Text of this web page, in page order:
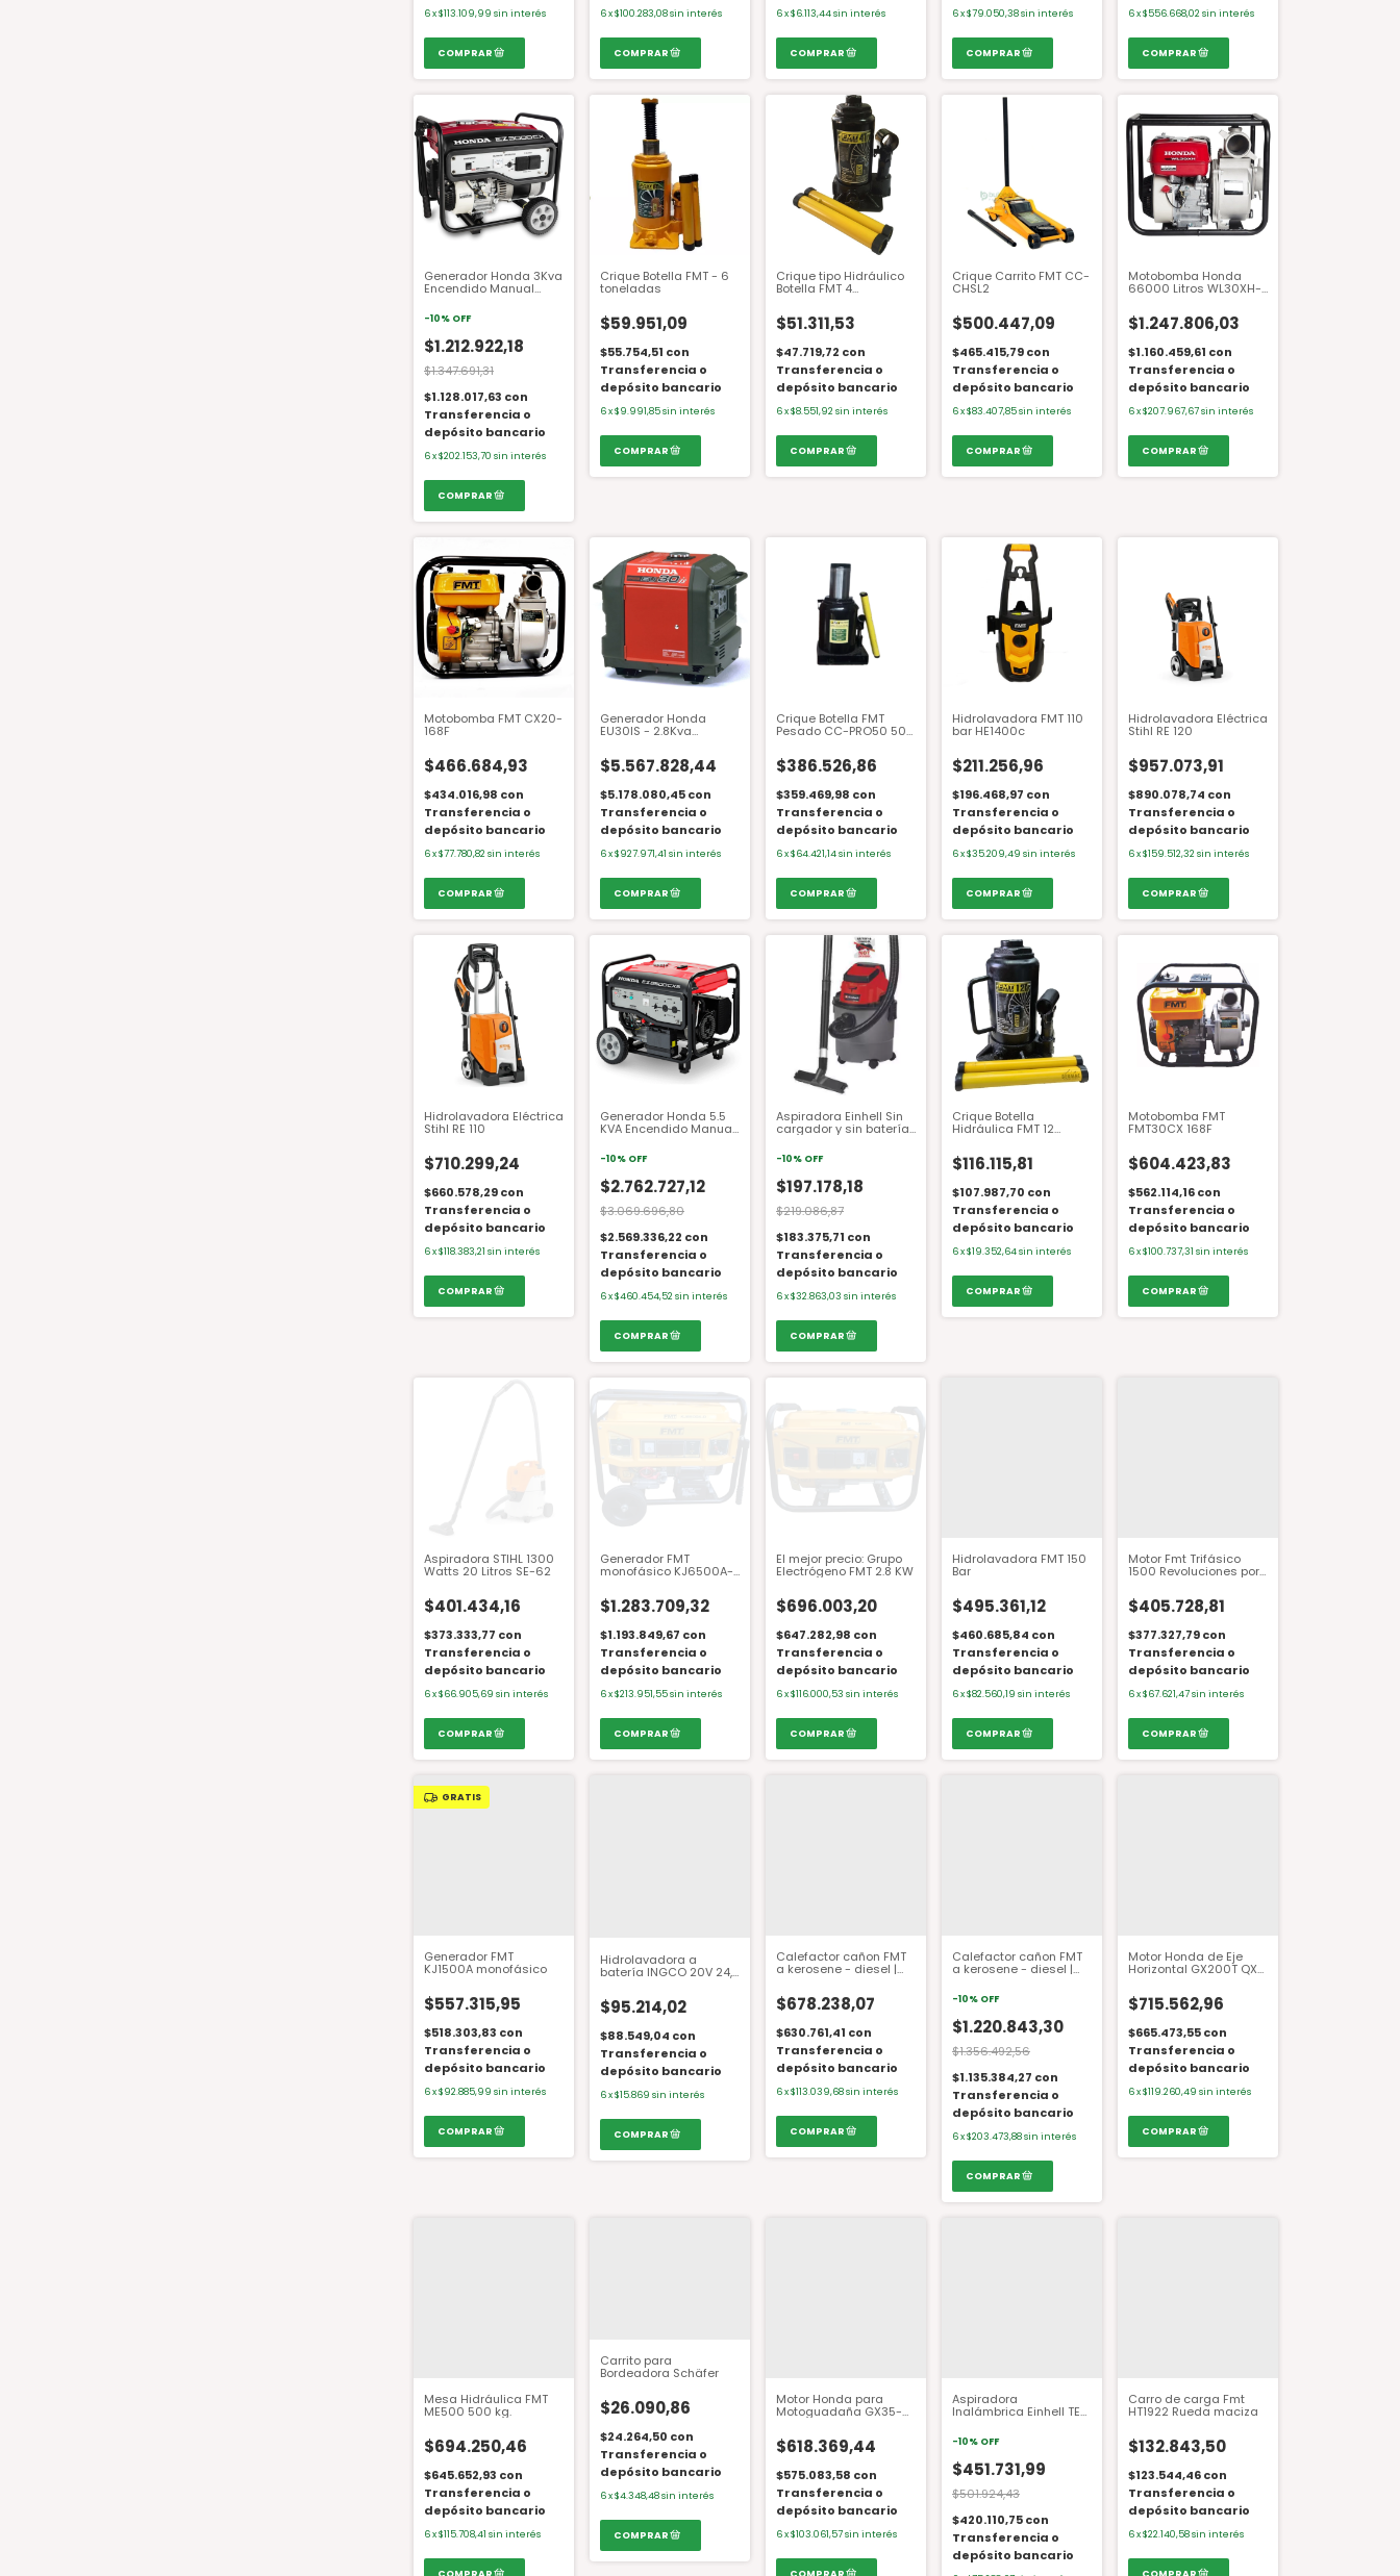
6x$113.109,99 sin interés 6x$100.283,08sin interés 6x$6.113,44sin interés 6x$79.050,38sin interés 6x$556.668,02 sin interés
Generador Honda 3Kva
Encendido Manual
-10% OFF
$1.212.922,18
$1.347.691,31
$1.128.017,63 con
Transferencia o
depósito bancario
6x$202.153,70 sin interés
Crique Botella FMT - 6
toneladas
$59.951,09
$55.754,51 con
Transferencia o
depósito bancario
6x$9.991,85sin interés
Crique tipo Hidráulico
Botella FMT 4
$51.311,53
$47.719,72 con
Transferencia o
depósito bancario
6x$8.551,92 sin interés
Crique Carrito FMT CC-
CHSL2
$500.447,09
$465.415,79con
Transferencia o
depósito bancario
6x$83.407,85sin interés
Motobomba Honda
66000 Litros WL30XH-
$1.247.806,03
$1.160.459,61 con
Transferencia o
depósito bancario
6x$207.967,67sin interés
Motobomba FMT CX20-
168F
$466.684,93
$434.016,98 con
Transferencia o
depósito bancario
6x$77.780,82 sin interés
Generador Honda
EU30IS - 2.8Kva
$5.567.828,44
$5.178.080,45con
Transferencia o
depósito bancario
6x$927.971,41 sin interés
Crique Botella FMT
Pesado CC-PRO50 50
$386.526,86
$359.469,98 con
Transferencia o
depósito bancario
6x$64.421,14sin interés
Hidrolavadora FMT 110
bar HE1400c
$211.256,96
$196.468,97 con
Transferencia o
depósito bancario
6x$35.209,49 sin interés
Hidrolavadora Eléctrica
Stihl RE 120
$957.073,91
$890.078,74 con
Transferencia o
depósito bancario
6x$159.512,32 sin interés
Hidrolavadora Eléctrica
Stihl RE 110
$710.299,24
$660.578,29con
Transferencia o
depósito bancario
6x$118.383,21 sin interés
Generador Honda 5.5
KVA Encendido Manual
Arranque Eléctrico
EZ6500CXS
-10% OFF
$2.762.727,12
$3.069.696,80
$2.569.336,22 con
Transferencia o
depósito bancario
6x$460.454,52 sin interés
Aspiradora Einhell Sin
cargador y sin batería
-10% OFF
$197.178,18
$219.086,87
$183.375,71 con
Transferencia o
depósito bancario
6x$32.863,03 sin interés
Crique Botella
Hidráulica FMT 12
$116.115,81
$107.987,70 con
Transferencia o
depósito bancario
6x$19.352,64sin interés
Motobomba FMT
FMT30CX 168F
$604.423,83
$562.114,16con
Transferencia o
depósito bancario
6x$100.737,31 sin interés
Aspiradora STIHL 1300
Watts 20 Litros SE-62
$401.434,16
$373.333,77 con
Transferencia o
depósito bancario
6x$66.905,69 sin interés
Generador FMT
monofásico KJ6500A-
$1.283.709,32
$1.193.849,67 con
Transferencia o
depósito bancario
6x$213.951,55sin interés
El mejor precio: Grupo
Electrógeno FMT 2.8 KW
$696.003,20
$647.282,98 con
Transferencia o
depósito bancario
6x$116.000,53 sin interés
Hidrolavadora FMT 150
Bar
$495.361,12
$460.685,84 con
Transferencia o
depósito bancario
6x$82.560,19 sin interés
Motor Fmt Trifásico
1500 Revoluciones por
$405.728,81
$377.327,79con
Transferencia o
depósito bancario
6x$67.621,47sin interés
GRATIS
Generador FMT
KJ1500A monofásico
$557.315,95
$518.303,83 con
Transferencia o
depósito bancario
6x$92.885,99 sin interés
Hidrolavadora a
batería INGCO 20V 24,8
batería/cargador)
$95.214,02
$88.549,04 con
Transferencia o
depósito bancario
6x$15.869 sin interés
Calefactor cañon FMT
a kerosene - diesel |
$678.238,07
$630.761,41 con
Transferencia o
depósito bancario
6x$113.039,68sin interés
Calefactor cañon FMT
a kerosene - diesel |
-10% OFF
$1.220.843,30
$1.356.492,56
$1.135.384,27 con
Transferencia o
depósito bancario
6x$203.473,88sin interés
Motor Honda de Eje
Horizontal GX200T QX
$715.562,96
$665.473,55con
Transferencia o
depósito bancario
6x$119.260,49 sin interés
Mesa Hidráulica FMT
ME500 500 kg.
$694.250,46
$645.652,93 con
Transferencia o
depósito bancario
6x$115.708,41 sin interés
Carrito para
Bordeadora Schäfer
$26.090,86
$24.264,50 con
Transferencia o
depósito bancario
6x$4.348,48sin interés
Motor Honda para
Motoguadaña GX35-
$618.369,44
$575.083,58 con
Transferencia o
depósito bancario
6x$103.061,57sin interés
Aspiradora
Inalámbrica Einhell TE-
-10% OFF
$451.731,99
$501.924,43
$420.110,75con
Transferencia o
depósito bancario
Carro de carga Fmt
HT1922 Rueda maciza
$132.843,50
$123.544,46con
Transferencia o
depósito bancario
6x$22.140,58sin interés